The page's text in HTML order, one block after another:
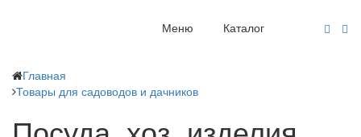
Каталог
Меню
Главная
Товары для садоводов и дачников